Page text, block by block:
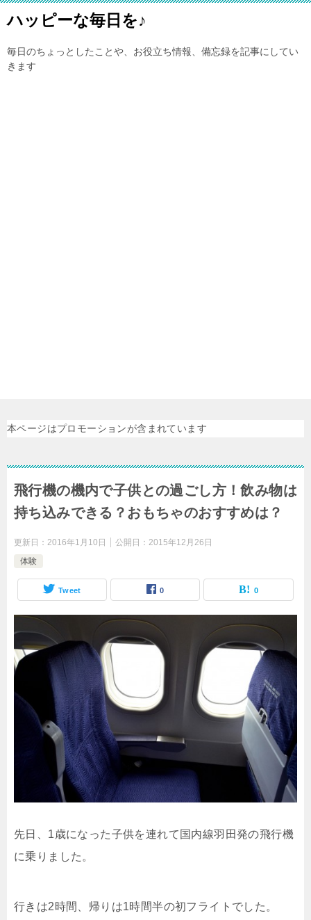
ハッピーな毎日を♪
毎日のちょっとしたことや、お役立ち情報、備忘録を記事にしてい
きます
本ページはプロモーションが含まれています
飛行機の機内で子供との過ごし方！飲み物は
持ち込みできる？おもちゃのおすすめは？
更新日： 2016年1月10日 公開日： 2015年12月26日
体験
Tweet 0 0
先日、1歳になった子供を連れて国内線羽田発の飛行機
に乗りました。
行きは2時間、帰りは1時間半の初フライトでした。